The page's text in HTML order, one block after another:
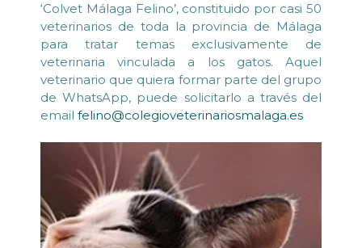
‘Colvet Málaga Felino’, constituido por casi 50
veterinarios de toda la provincia de Málaga
para tratar temas exclusivamente de
veterinaria vinculada a los gatos. Aquel
veterinario que quiera formar parte del grupo
de WhatsApp, puede solicitarlo a través del
email felino@colegioveterinariosmalaga.es